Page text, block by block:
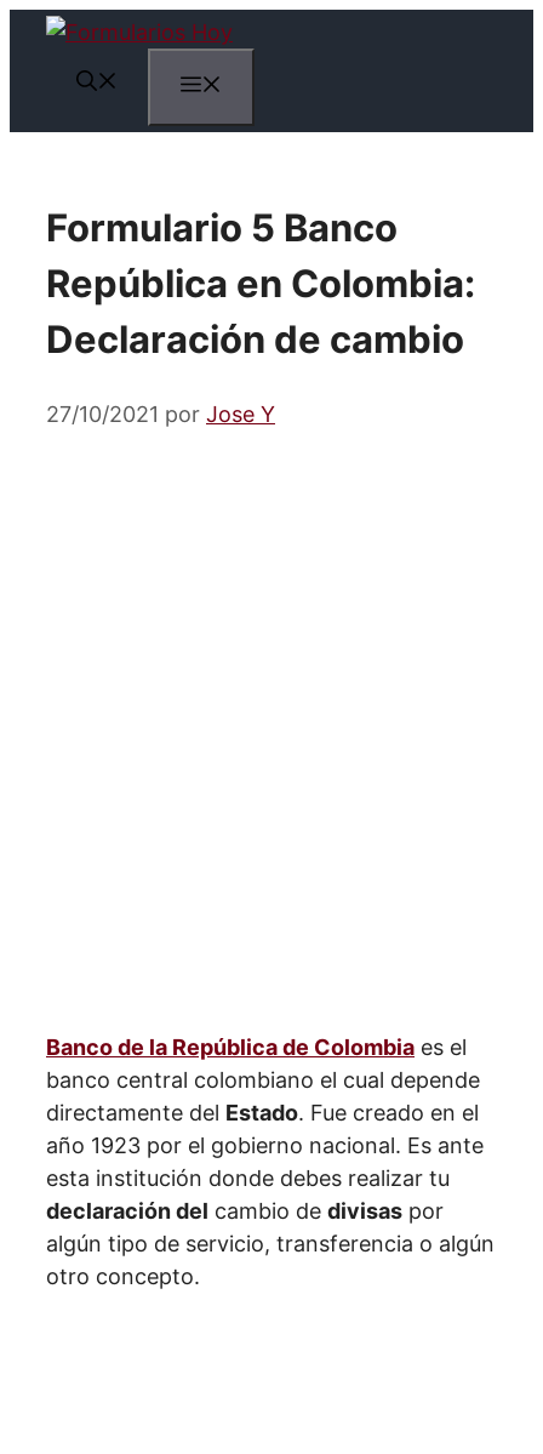
Saltar
contenido
Formulario 5 Banco
República en Colombia:
Declaración de cambio
27/10/2021 por Jose Y
Banco de la República de Colombia es el
banco central colombiano el cual depende
directamente del Estado. Fue creado en el
año 1923 por el gobierno nacional. Es ante
esta institución donde debes realizar tu
declaración del cambio de divisas por
algún tipo de servicio, transferencia o algún
otro concepto.